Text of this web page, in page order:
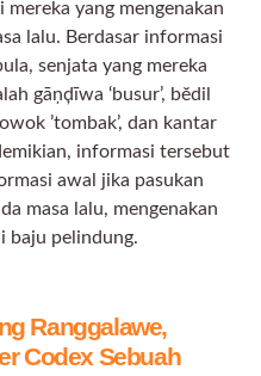
Ranggalawe,
Codex Sebuah